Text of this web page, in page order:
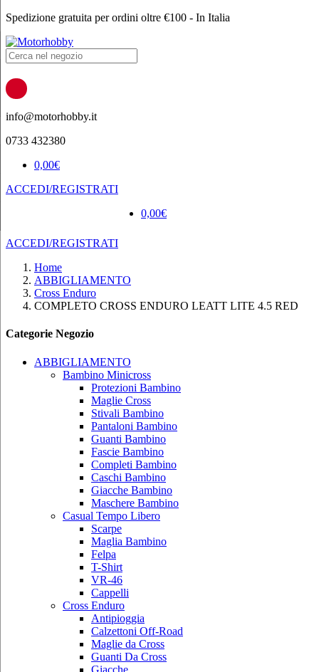
Spedizione gratuita per ordini oltre €100 - In Italia
Products
search
info@motorhobby.it
0733 432380
0,00€
ACCEDI/REGISTRATI
0,00€
ACCEDI/REGISTRATI
Home
ABBIGLIAMENTO
Cross Enduro
COMPLETO CROSS ENDURO LEATT LITE 4.5 RED
Categorie Negozio
ABBIGLIAMENTO
Bambino Minicross
Protezioni Bambino
Maglie Cross
Stivali Bambino
Pantaloni Bambino
Guanti Bambino
Fascie Bambino
Completi Bambino
Caschi Bambino
Giacche Bambino
Maschere Bambino
Casual Tempo Libero
Scarpe
Maglia Bambino
Felpa
T-Shirt
VR-46
Cappelli
Cross Enduro
Antipioggia
Calzettoni Off-Road
Maglie da Cross
Guanti Da Cross
Giacche